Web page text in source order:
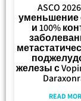
ASCO
уменьшение
и 100%
железы с
READ